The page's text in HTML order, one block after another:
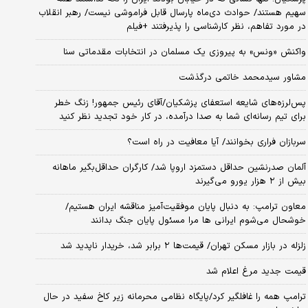
سهیم هستند/ حوادث دی‌ماه پارسال قابل فراموشی نیست/ رهبر انقلاب
در مورد تفاهم، نظر کارشناسی را پذیرفتند +فیلم
واکنش «ونس» به پیروزی یک مسلمان در انتخابات مقدماتی سنا
مشاور سیدمحمد خاتمی درگذشت
پس‌لرزه‌های شایعه استعفای پزشکیان/آقای رئیس جمهور! زنگ خطر
برای تیم رسانه‌ای شما به صدا درآمده، در کار خود تجدید نظر کنید
سربازان فراری بخوانند/ آیا معافیت در راه است؟
آلمان صدرنشین حداقل دستمزد اروپا شد/ کارگران حداقل‌بگیر ماهانه
بیش از ۲ هزار یورو می‌گیرند
معاون ترامپ: به دنبال پایان موفقیت‌آمیز مناقشه ایران هستیم/
خوشحال می‌شوم ایرانی ها مرا مسئول پایان جنگ بدانند
زلزله در بازار مسکن تهران/ قیمت‌ها ۲ برابر شد، خریدار ناپدید شد
قیمت جدید مرغ اعلام شد
ترامپ همه را غافلگیر کرد/پایگاه نظامی محرمانه زیر کاخ سفید در حال